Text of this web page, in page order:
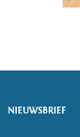
NIEUWSBRIEF